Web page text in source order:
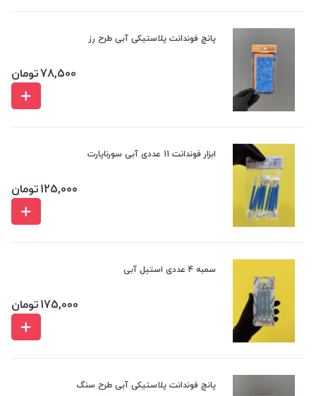
پانچ فوندانت پلاستیکی آبی طرح رز
78,500تومان
ابزار فوندانت 11 عددی آبی سورناپارت
125,000تومان
سمبه 4 عددی استیل آبی
175,000تومان
پانچ فوندانت پلاستیکی آبی طرح سنگ